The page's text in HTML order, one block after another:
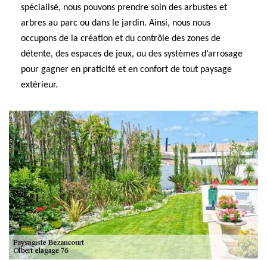
spécialisé, nous pouvons prendre soin des arbustes et
arbres au parc ou dans le jardin. Ainsi, nous nous
occupons de la création et du contrôle des zones de
détente, des espaces de jeux, ou des systèmes d’arrosage
pour gagner en praticité et en confort de tout paysage
extérieur.